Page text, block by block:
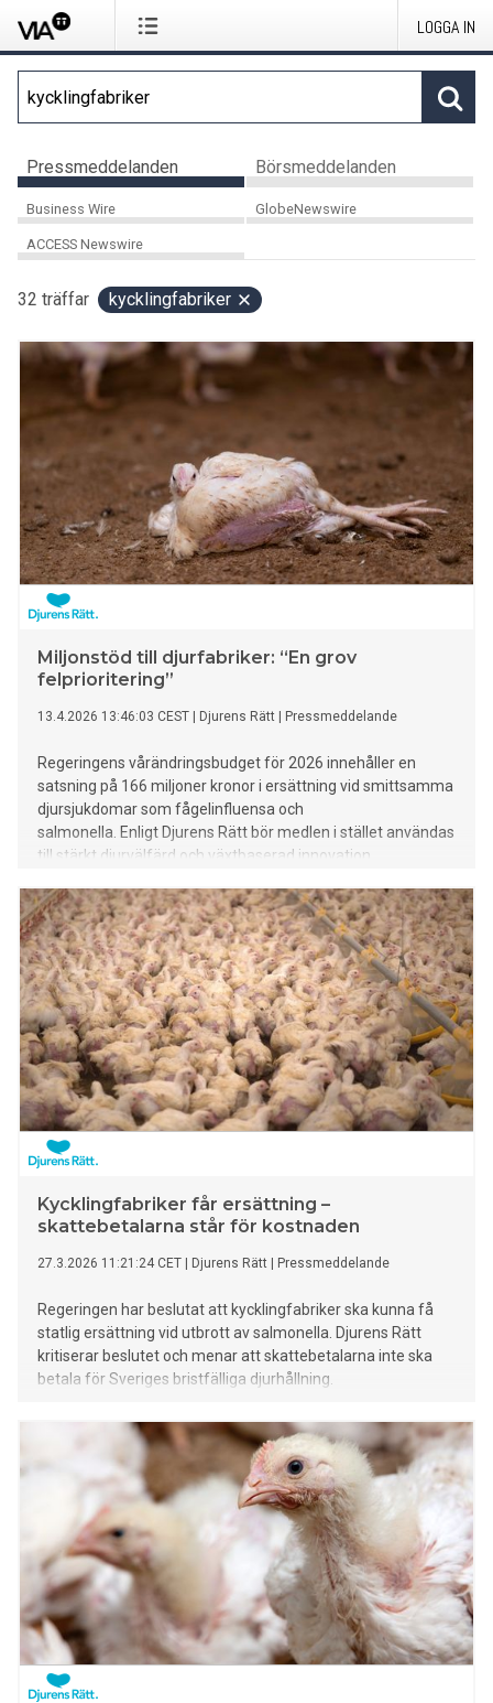
LOGGA IN
Pressmeddelanden Börsmeddelanden
Business Wire GlobeNewswire
ACCESS Newswire
32 träffar kycklingfabriker
Miljonstöd till djurfabriker: “En grov
felprioritering”
13.4.2026 13:46:03 CEST Djurens Rätt Pressmeddelande
Regeringens vårändringsbudget för 2026 innehåller en
satsning på 166 miljoner kronor i ersättning vid smittsamma
djursjukdomar som fågelinfluensa och
salmonella. Enligt Djurens Rätt bör medlen i stället användas
till stärkt djurvälfärd och växtbaserad innovation.
Kycklingfabriker får ersättning –
skattebetalarna står för kostnaden
27.3.2026 11:21:24 CET Djurens Rätt Pressmeddelande
Regeringen har beslutat att kycklingfabriker ska kunna få
statlig ersättning vid utbrott av salmonella. Djurens Rätt
kritiserar beslutet och menar att skattebetalarna inte ska
betala för Sveriges bristfälliga djurhållning.